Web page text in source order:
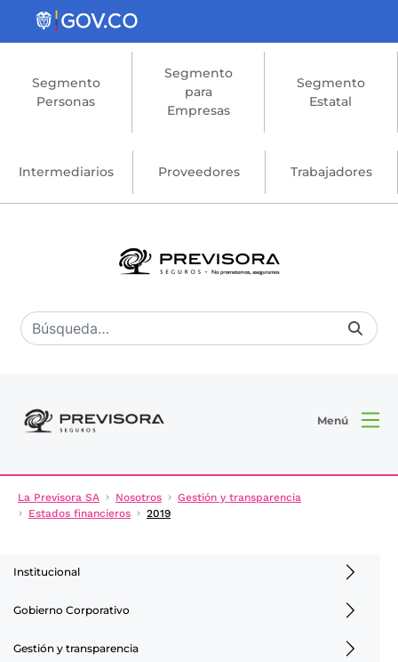
Saltar al contenido principal
Segmento
Personas
Segmento
para
Empresas
Segmento
Estatal
Intermediarios Proveedores Trabajadores
Menú
La Previsora SA Nosotros
Gestión y transparencia
Estados financieros
2019
Institucional
Gobierno Corporativo
Gestión y transparencia